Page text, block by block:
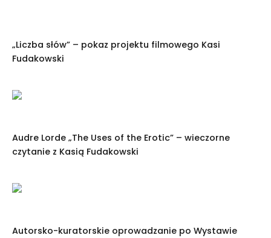
„Liczba słów” – pokaz projektu filmowego Kasi
Fudakowski
Audre Lorde „The Uses of the Erotic” – wieczorne
czytanie z Kasią Fudakowski
Autorsko-kuratorskie oprowadzanie po Wystawie